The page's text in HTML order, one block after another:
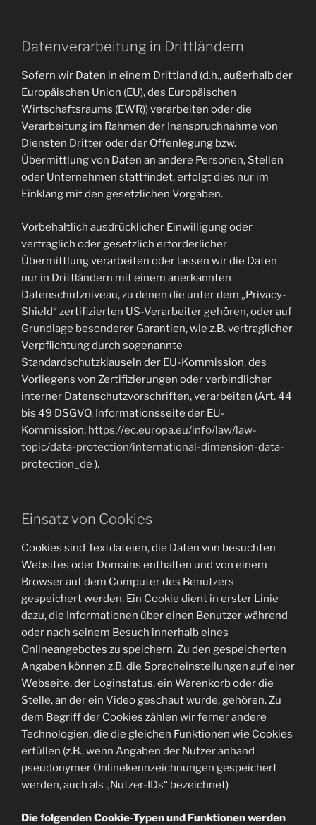
Datenverarbeitung in Drittländern
Sofern wir Daten in einem Drittland (d.h., außerhalb der
Europäischen Union (EU), des Europäischen
Wirtschaftsraums (EWR)) verarbeiten oder die
Verarbeitung im Rahmen der Inanspruchnahme von
Diensten Dritter oder der Offenlegung bzw.
Übermittlung von Daten an andere Personen, Stellen
oder Unternehmen stattfindet, erfolgt dies nur im
Einklang mit den gesetzlichen Vorgaben.
Vorbehaltlich ausdrücklicher Einwilligung oder
vertraglich oder gesetzlich erforderlicher
Übermittlung verarbeiten oder lassen wir die Daten
nur in Drittländern mit einem anerkannten
Datenschutzniveau, zu denen die unter dem „Privacy-
Shield“ zertifizierten US-Verarbeiter gehören, oder auf
Grundlage besonderer Garantien, wie z.B. vertraglicher
Verpflichtung durch sogenannte
Standardschutzklauseln der EU-Kommission, des
Vorliegens von Zertifizierungen oder verbindlicher
interner Datenschutzvorschriften, verarbeiten (Art. 44
bis 49 DSGVO, Informationsseite der EU-
Kommission: https://ec.europa.eu/info/law/law-
topic/data-protection/international-dimension-data-
protection_de ).
Einsatz von Cookies
Cookies sind Textdateien, die Daten von besuchten
Websites oder Domains enthalten und von einem
Browser auf dem Computer des Benutzers
gespeichert werden. Ein Cookie dient in erster Linie
dazu, die Informationen über einen Benutzer während
oder nach seinem Besuch innerhalb eines
Onlineangebotes zu speichern. Zu den gespeicherten
Angaben können z.B. die Spracheinstellungen auf einer
Webseite, der Loginstatus, ein Warenkorb oder die
Stelle, an der ein Video geschaut wurde, gehören. Zu
dem Begriff der Cookies zählen wir ferner andere
Technologien, die die gleichen Funktionen wie Cookies
erfüllen (z.B., wenn Angaben der Nutzer anhand
pseudonymer Onlinekennzeichnungen gespeichert
werden, auch als „Nutzer-IDs“ bezeichnet)
Die folgenden Cookie-Typen und Funktionen werden